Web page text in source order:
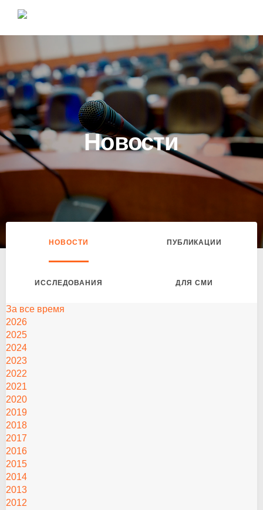
Новости
НОВОСТИ ПУБЛИКАЦИИ
ИССЛЕДОВАНИЯ ДЛЯ СМИ
За все время
2026
2025
2024
2023
2022
2021
2020
2019
2018
2017
2016
2015
2014
2013
2012